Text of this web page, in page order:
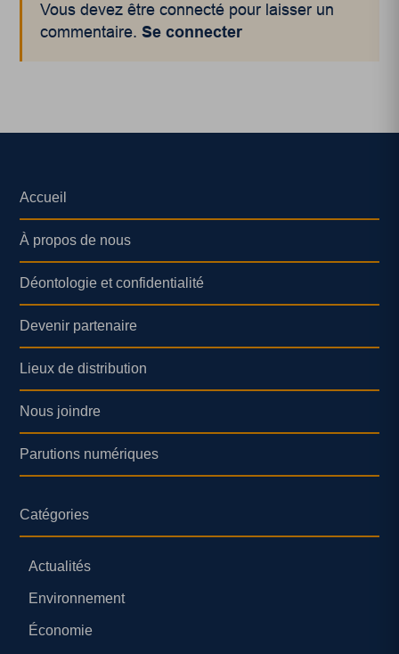
Vous devez être connecté pour laisser un
commentaire.Se connecter
Accueil
À propos de nous
Déontologie et confidentialité
Devenir partenaire
Lieux de distribution
Nous joindre
Parutions numériques
Catégories
Actualités
Environnement
Économie